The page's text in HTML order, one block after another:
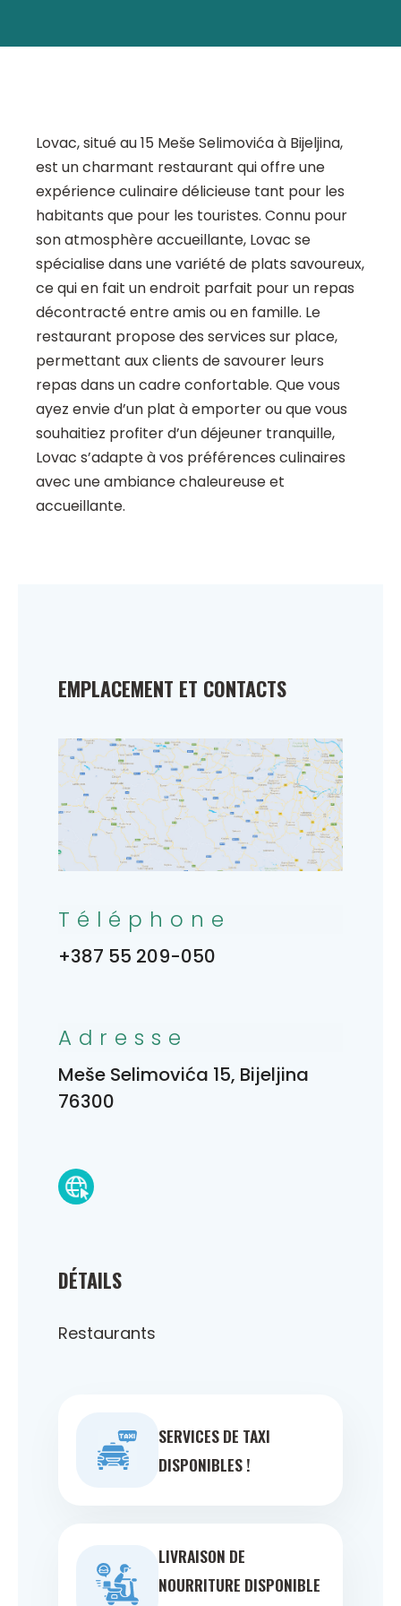
Lovac, situé au 15 Meše Selimovića à Bijeljina,
est un charmant restaurant qui offre une
expérience culinaire délicieuse tant pour les
habitants que pour les touristes. Connu pour
son atmosphère accueillante, Lovac se
spécialise dans une variété de plats savoureux,
ce qui en fait un endroit parfait pour un repas
décontracté entre amis ou en famille. Le
restaurant propose des services sur place,
permettant aux clients de savourer leurs
repas dans un cadre confortable. Que vous
ayez envie d’un plat à emporter ou que vous
souhaitiez profiter d’un déjeuner tranquille,
Lovac s’adapte à vos préférences culinaires
avec une ambiance chaleureuse et
accueillante.
DÉTAILS
Restaurants
SERVICES DE TAXI
DISPONIBLES !
LIVRAISON DE
NOURRITURE DISPONIBLE
EMPLACEMENT ET CONTACTS
Téléphone
+387 55 209-050
Adresse
Meše Selimovića 15, Bijeljina
76300